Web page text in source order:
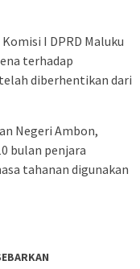
I DPRD Maluku
terhadap
diberhentikan dari
Negeri Ambon,
bulan penjara
tahanan digunakan